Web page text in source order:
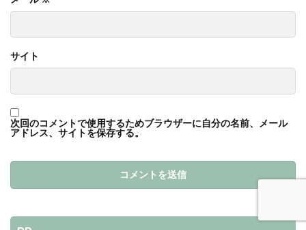
サイト
次回のコメントで使用するためブラウザーに自分の名前、メール
アドレス、サイトを保存する。